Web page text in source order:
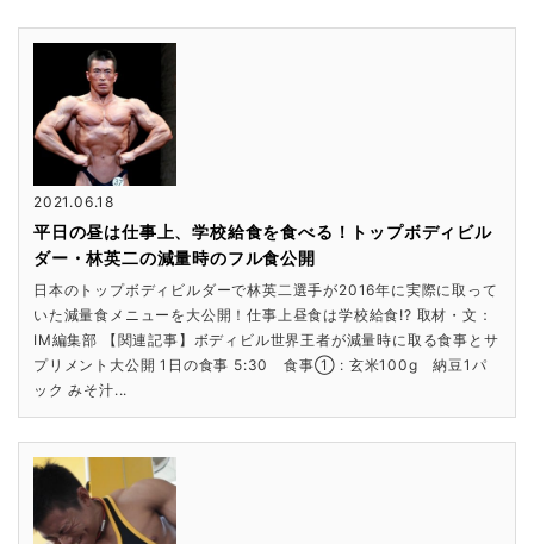
2021.06.18
平日の昼は仕事上、学校給食を食べる！トップボディビル
ダー・林英二の減量時のフル食公開
日本のトップボディビルダーで林英二選手が2016年に実際に取って
いた減量食メニューを大公開！仕事上昼食は学校給食!? 取材・文：
IM編集部 【関連記事】ボディビル世界王者が減量時に取る食事とサ
プリメント大公開 1日の食事 5:30 食事① : 玄米100g 納豆1パ
ック みそ汁...